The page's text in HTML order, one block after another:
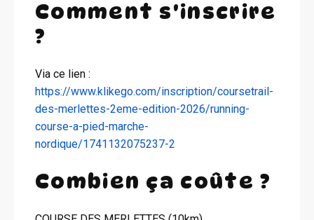
Comment s'inscrire
?
Via ce lien :
https://www.klikego.com/inscription/coursetrail-
des-merlettes-2eme-edition-2026/running-
course-a-pied-marche-
nordique/1741132075237-2
Combien ça coûte ?